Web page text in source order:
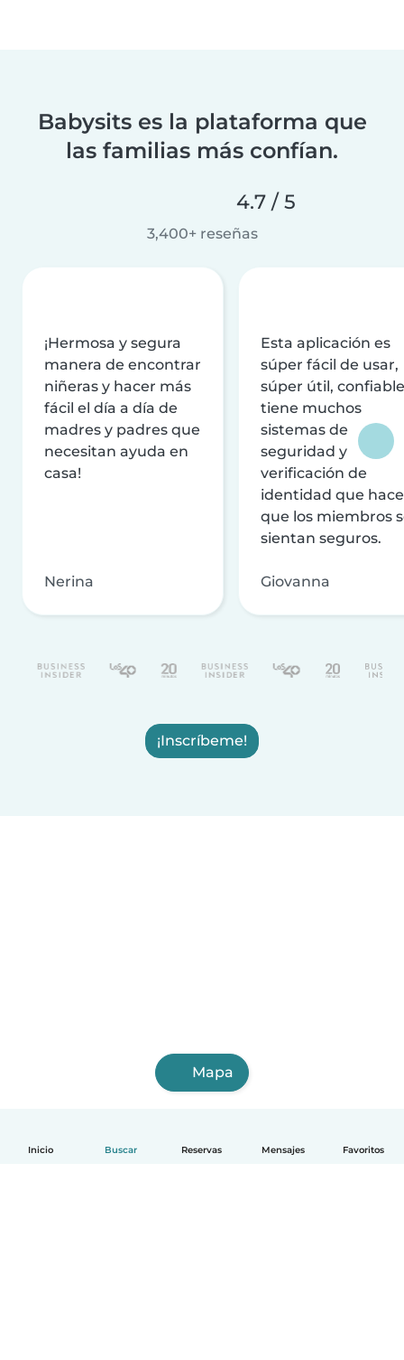
Inicio Buscar Reservas Mensajes Favoritos
Babysits es la plataforma que
las familias más confían.
4.7 / 5
3,400+ reseñas
¡Hermosa y segura
manera de encontrar
niñeras y hacer más
fácil el día a día de
madres y padres que
necesitan ayuda en
casa!
Nerina
Esta aplicación es
súper fácil de usar,
súper útil,
tiene muchos
sistemas de
seguridad y
verificación de
identidad que
que los miembros
sientan seguros.
Giovanna
¡Inscríbeme!
Mapa